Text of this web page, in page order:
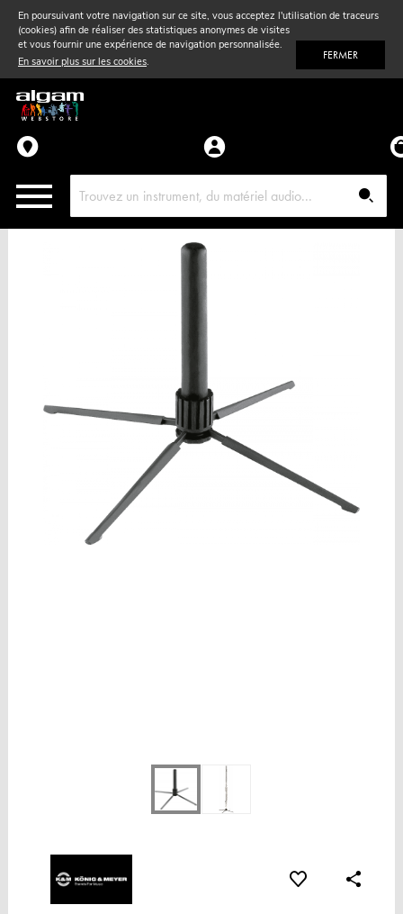
En poursuivant votre navigation sur ce site, vous acceptez l'utilisation de traceurs
(cookies) afin de réaliser des statistiques anonymes de visites
et vous fournir une expérience de navigation personnalisée.
En savoir plus sur les cookies. FERMER
Vent& Violon
Accessoires
Pièces détachées